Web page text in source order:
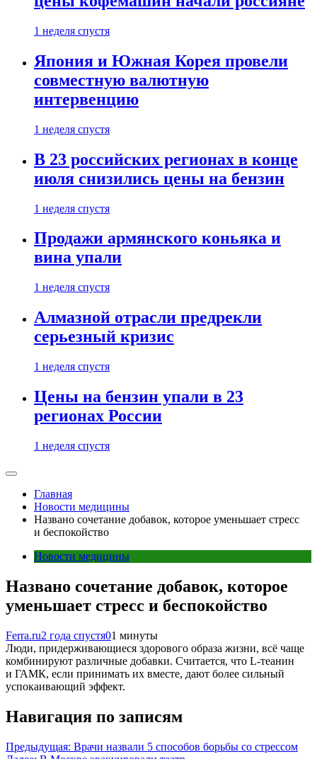
1 неделя спустя
Япония и Южная Корея провели
совместную валютную
интервенцию
1 неделя спустя
В 23 российских регионах в конце
июля снизились цены на бензин
1 неделя спустя
Продажи армянского коньяка и
вина упали
1 неделя спустя
Алмазной отрасли предрекли
серьезный кризис
1 неделя спустя
Цены на бензин упали в 23
регионах России
1 неделя спустя
Главная
Новости медицины
Названо сочетание добавок, которое уменьшает стресс
и беспокойство
Новости медицины
Названо сочетание добавок, которое
уменьшает стресс и беспокойство
Ferra.ru2 года спустя01 минуты
Люди, придерживающиеся здорового образа жизни, всё чаще
комбинируют различные добавки. Считается, что L-теанин
и ГАМК, если принимать их вместе, дают более сильный
успокаивающий эффект.
Навигация по записям
Предыдущая: Врачи назвали 5 способов борьбы со стрессом